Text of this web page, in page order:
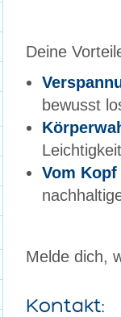
Deine
bewusst
Vom
Melde dich,
Kontakt: